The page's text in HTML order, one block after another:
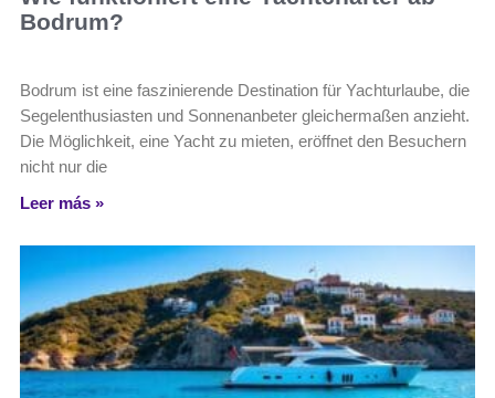
Bodrum?
Bodrum ist eine faszinierende Destination für Yachturlaube, die
Segelenthusiasten und Sonnenanbeter gleichermaßen anzieht.
Die Möglichkeit, eine Yacht zu mieten, eröffnet den Besuchern
nicht nur die
Leer más »